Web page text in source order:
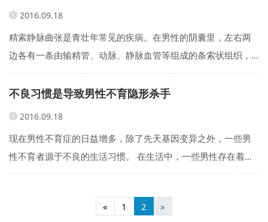
2016.09.18
精索静脉曲张是青壮年常见的疾病。在男性的阴囊里，左右两
边各有一条由输精管、动脉、静脉血管等组成的条索状组织，
医学上称之为精索，精索里面的静脉就叫精索静脉。由于解剖
结构上的特点，以及男性生理发育等诸多因素，精索静脉血管
不良习惯是导致男性不育隐形杀手
2016.09.18
现在男性不育症的日益增多，除了先天基因变异之外，一些男
性不育者源于不良的生活习惯。 在生活中，一些男性存在着抽
烟、吸毒、酗酒、滥用药物、婚外性行为及性传播疾病等陋
殖道，诱发阳痿或性欲减退、精子畸形，最终引起男性不育。
« 1 2 »